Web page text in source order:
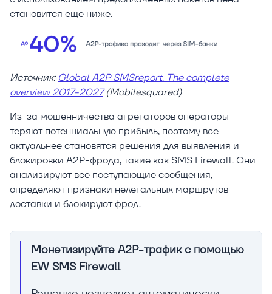
становится еще ниже.
Источник: Global A2P SMSreport. The complete
overview 2017-2027(Mobilesquared)
Из-за мошенничества агрегаторов операторы
теряют потенциальную прибыль, поэтому все
актуальнее становятся решения для выявления и
блокировки A2P-фрода, такие как SMS Firewall. Они
анализируют все поступающие сообщения,
определяют признаки нелегальных маршрутов
доставки и блокируют фрод.
Монетизируйте A2P-трафик с помощью
EW SMS Firewall